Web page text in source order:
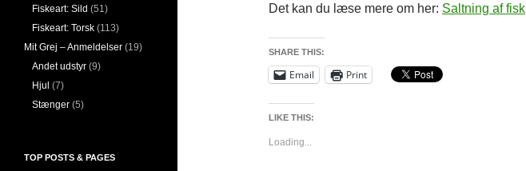
Det kan du læse mere om her: Saltning af fisk
SHARE THIS:
Email Print
LIKE THIS:
Loading...
Fiskeart: Sild (51)
Fiskeart: Torsk (113)
Mit Grej – Anmeldelser (19)
Andet udstyr (9)
Hjul (7)
Stænger (5)
TOP POSTS & PAGES